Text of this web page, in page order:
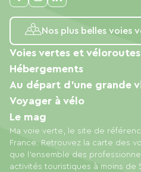
Nos plus belles voies
Ma voie verte, le site de
France. Retrouvez la carte des
que l'ensemble des
activités touristiques à moins de
Voies vertes et véloroutes
Hébergements
Au départ d'une grande
Voyager à vélo
Le mag